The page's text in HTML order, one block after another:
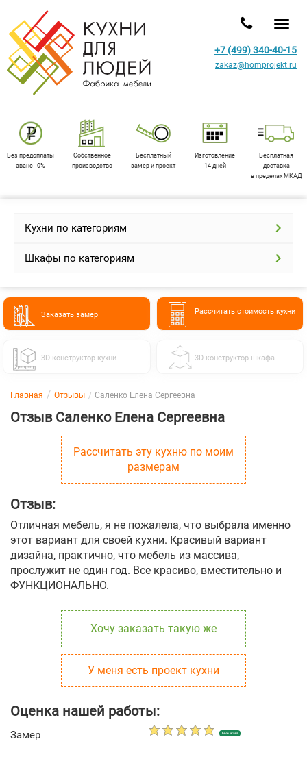
Без предоплаты
аванс - 0%
Собственное
производство
Бесплатный
замер и проект
Изготовление
14 дней
Бесплатная
доставка
в пределах МКАД
+7 (499) 340-40-15
zakaz@homprojekt.ru
Кухни по категориям
Шкафы по категориям
Заказать замер Расcчитать стоимость кухни
3D конструктор кухни 3D конструктор шкафа
Главная Отзывы Саленко Елена Сергеевна
Отзыв Саленко Елена Сергеевна
Рассчитать эту кухню по моим
размерам
Отзыв:
Отличная мебель, я не пожалела, что выбрала именно
этот вариант для своей кухни. Красивый вариант
дизайна, практично, что мебель из массива,
прослужит не один год. Все красиво, вместительно и
ФУНКЦИОНАЛЬНО.
Хочу заказать такую же
У меня есть проект кухни
Оценка нашей работы:
Замер Five Stars